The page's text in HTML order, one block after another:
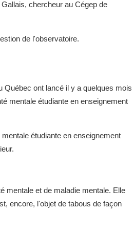
chercheur au Cégep de
de l'observatoire.
Québec ont lancé il y a quelques mois
mentale étudiante en enseignement
étudiante en enseignement
mentale et de maladie mentale. Elle
encore, l'objet de tabous de façon